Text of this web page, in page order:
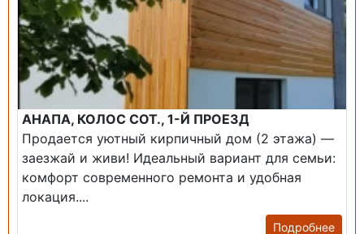
АНАПА, КОЛОС СОТ., 1-Й ПРОЕЗД
Продается уютный кирпичный дом (2 этажа) —
заезжай и живи! ​Идеальный вариант для семьи:
комфорт современного ремонта и удобная
локация....
Подробнее